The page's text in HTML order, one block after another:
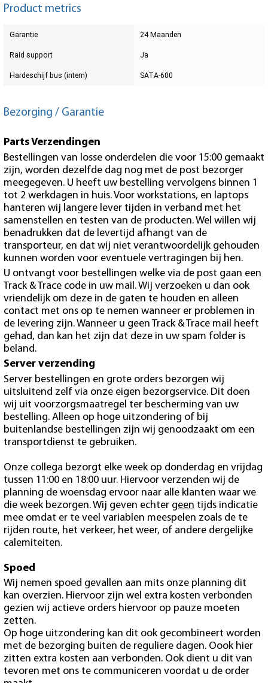
Product metrics
Garantie 24 Maanden
Raid support Ja
Hardeschijf bus (intern) SATA-600
Bezorging / Garantie
Parts Verzendingen
Bestellingen van losse onderdelen die voor 15:00 gemaakt
zijn, worden dezelfde dag nog met de post bezorger
meegegeven. U heeft uw bestelling vervolgens binnen 1
tot 2 werkdagen in huis. Voor workstations, en laptops
hanteren wij langere lever tijden in verband met het
samenstellen en testen van de producten. Wel willen wij
benadrukken dat de levertijd afhangt van de
transporteur, en dat wij niet verantwoordelijk gehouden
kunnen worden voor eventuele vertragingen bij hen.
U ontvangt voor bestellingen welke via de post gaan een
Track & Trace code in uw mail. Wij verzoeken u dan ook
vriendelijk om deze in de gaten te houden en alleen
contact met ons op te nemen wanneer er problemen in
de levering zijn. Wanneer u geen Track & Trace mail heeft
gehad, dan kan het zijn dat deze in uw spam folder is
beland.
Server verzending
Server bestellingen en grote orders bezorgen wij
uitsluitend zelf via onze eigen bezorgservice. Dit doen
wij uit voorzorgsmaatregel ter bescherming van uw
bestelling. Alleen op hoge uitzondering of bij
buitenlandse bestellingen zijn wij genoodzaakt om een
transportdienst te gebruiken.
Onze collega bezorgt elke week op donderdag en vrijdag
tussen 11:00 en 18:00 uur. Hiervoor verzenden wij de
planning de woensdag ervoor naar alle klanten waar we
die week bezorgen. Wij geven echter geen tijds indicatie
mee omdat er te veel variablen meespelen zoals de te
rijden route, het verkeer, het weer, of andere dergelijke
calemiteiten.
Spoed
Wij nemen spoed gevallen aan mits onze planning dit
kan overzien. Hiervoor zijn wel extra kosten verbonden
gezien wij actieve orders hiervoor op pauze moeten
zetten.
Op hoge uitzondering kan dit ook gecombineert worden
met de bezorging buiten de reguliere dagen. Oook hier
zitten extra kosten aan verbonden. Ook dient u dit van
tevoren met ons te communiceren voordat u de order